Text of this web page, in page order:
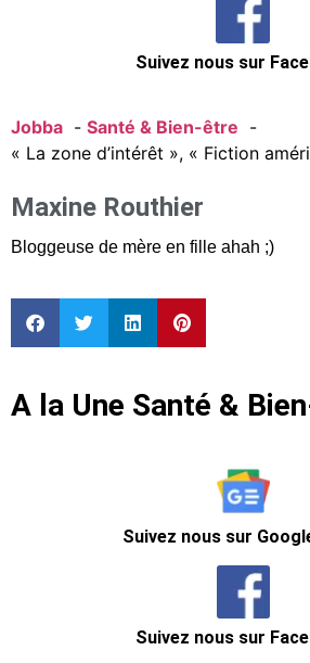
Suivez nous sur
Jobba
Santé & Bien-être
« La zone d’intérêt », « Fiction
Maxine Routhier
Bloggeuse de mère en fille ahah ;)
A la Une Santé &
Suivez nous sur
Suivez nous sur